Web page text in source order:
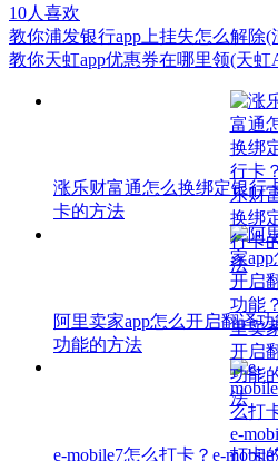
10人喜欢
教你浦发银行app上挂失怎么解除
教你天虹app优惠券在哪里领(天
涨乐财富通怎么换绑定银行
卡的方法
阿里卖家app怎么开启翻译
功能的方法
e-mobile7怎么打卡？e-